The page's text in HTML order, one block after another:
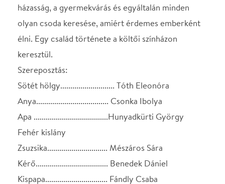
Apa .....................................Hunyadkürti György
Fehér kislány
Kérő.................................... Benedek Dániel
Kispapa............................... Fándly Csaba
Kismama............................. Szvetnyik Kata
Pap, Vőfély...........................Serf Egyed
zenészek
Irodalmi munkatárs: Szűcs Katalin Ágnes
Díszlettervező: Pintér Réka
Koreográfus: Gulyás Anna
Szcenikai vezető: Szalai József
Ügyelő: Füzi Ágnes